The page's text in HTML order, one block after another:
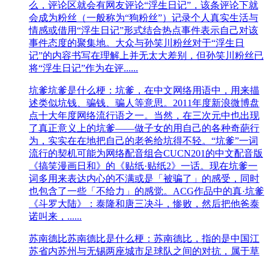
么，评论区就会有网友评论“浮生日记”，该条评论下就
会成为粉丝（一般称为“狗粉丝”）记录个人真实生活与
情感或借用“浮生日记”形式结合热点事件表示自己对该
事件态度的聚集地。大众与孙笑川粉丝对于“浮生日
记”的内容书写在理解上并无太大差别，但孙笑川粉丝已
将“浮生日记”作为在评......
坑爹坑爹是什么梗：坑爹，在中文网络用语中，用来描
述类似坑钱、骗钱、骗人等意思。2011年度新浪微博盘
点十大年度网络流行语之一。当然，在三次元中也出现
了真正意义上的坑爹——做子女的用自己的各种奇葩行
为，实实在在地把自己的老爸给坑得不轻。“坑爹”一词
流行的契机可能为网络配音组合CUCN201的中文配音版
《搞笑漫画日和》的《贴纸·贴纸2》一话。现在坑爹一
词多用来表达内心的不满或是「被骗了」的感受，同时
也包含了一些「不给力」的感觉。ACG作品中的真·坑爹
《斗罗大陆》：泰隆和唐三决斗，惨败，然后把他爸泰
诺叫来，......
苏南德比苏南德比是什么梗：苏南德比‌，指的是中国江
苏省内苏州与无锡两座城市足球队之间的对抗，属于草